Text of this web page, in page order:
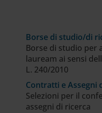
Borse di studio/di
Borse di studio per
lauream ai sensi
L. 240/2010
Contratti e Assegni
Selezioni per il
assegni di ricerca